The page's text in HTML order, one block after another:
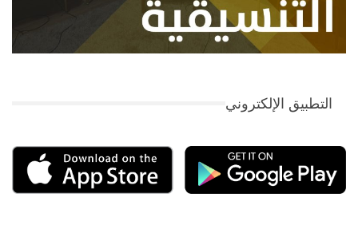
التطبيق الإلكتروني